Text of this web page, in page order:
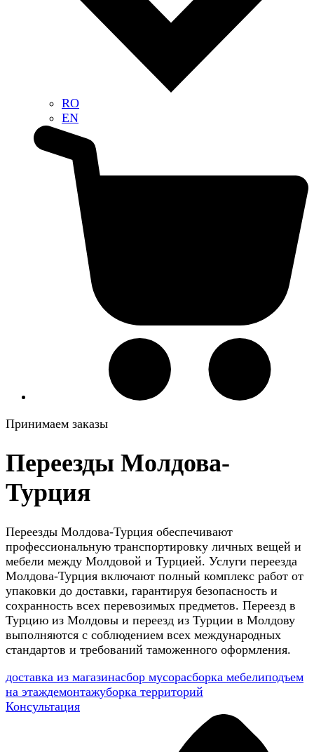
RO
EN
Принимаем заказы
Переезды Молдова-
Турция
Переезды Молдова-Турция обеспечивают
профессиональную транспортировку личных вещей и
мебели между Молдовой и Турцией. Услуги переезда
Молдова-Турция включают полный комплекс работ от
упаковки до доставки, гарантируя безопасность и
сохранность всех перевозимых предметов. Переезд в
Турцию из Молдовы и переезд из Турции в Молдову
выполняются с соблюдением всех международных
стандартов и требований таможенного оформления.
доставка из магазинасбор мусорасборка мебелиподъем
на этаждемонтажуборка территорий
Консультация